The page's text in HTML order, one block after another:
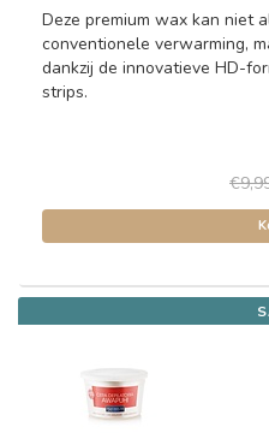
Deze premium wax kan niet
conventionele verwarming,
dankzij de innovatieve HD-
strips.